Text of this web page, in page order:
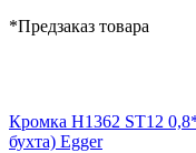
*Предзаказ товара
Кромка H1362 ST12
бухта) Egger